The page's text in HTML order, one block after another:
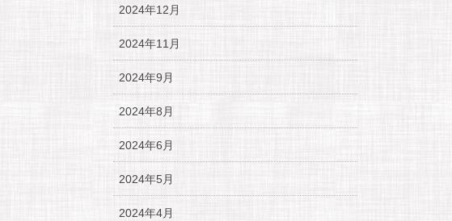
2024年12月
2024年11月
2024年9月
2024年8月
2024年6月
2024年5月
2024年4月